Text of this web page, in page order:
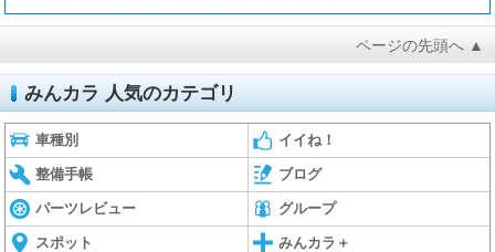
ページの先頭へ ▲
みんカラ 人気のカテゴリ
車種別 イイね！
整備手帳 ブログ
パーツレビュー グループ
スポット みんカラ＋